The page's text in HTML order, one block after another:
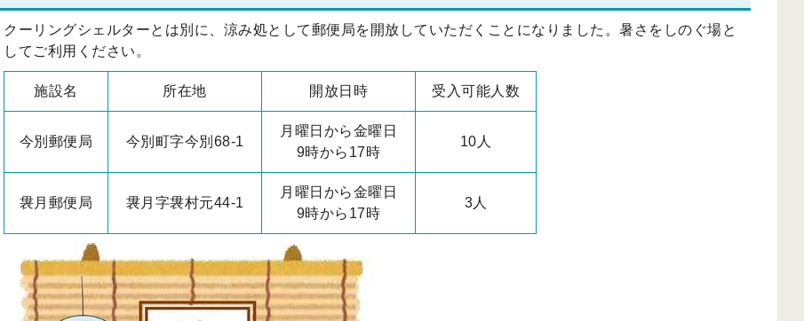
クーリングシェルターとは別に、涼み処として郵便局を開放していただくことになりました。暑さをしのぐ場と
してご利用ください。
施設名 所在地 開放日時 受入可能人数
今別郵便局 今別町字今別68-1
月曜日から金曜日
9時から17時
10人
袰月郵便局 袰月字袰村元44-1
月曜日から金曜日
9時から17時
3人